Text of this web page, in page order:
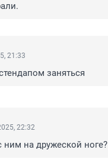
21:33
заняться
22:32
ним на дружеской ноге?